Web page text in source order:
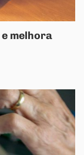
melhora